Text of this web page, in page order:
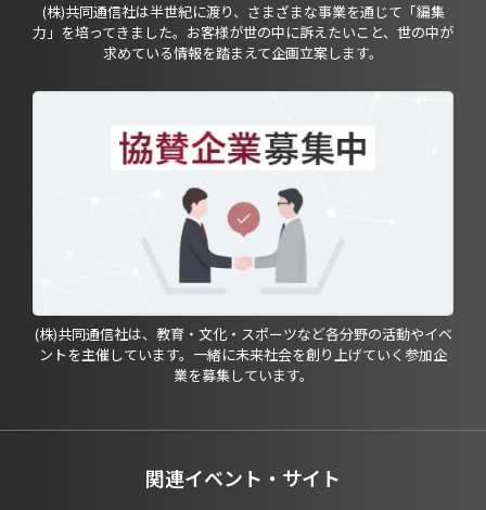
(株)共同通信社は半世紀に渡り、さまざまな事業を通じて「編集
力」を培ってきました。お客様が世の中に訴えたいこと、世の中が
求めている情報を踏まえて企画立案します。
(株)共同通信社は、教育・文化・スポーツなど各分野の活動やイベ
ントを主催しています。一緒に未来社会を創り上げていく参加企
業を募集しています。
関連イベント・サイト